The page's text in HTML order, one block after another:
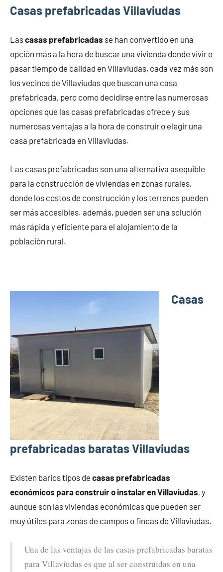
Casas prefabricadas Villaviudas
Lascasas prefabricadas se han convertido en una
opción más a la hora de buscar una vivienda donde vivir o
pasar tiempo de calidad en Villaviudas, cada vez más son
los vecinos de Villaviudas que buscan una casa
prefabricada, pero como decidirse entre las numerosas
opciones que las casas prefabricadas ofrece y sus
numerosas ventajas a la hora de construir o elegir una
casa prefabricada en Villaviudas.
Las casas prefabricadas son una alternativa asequible
para la construcción de viviendas en zonas rurales,
donde los costos de construcción y los terrenos pueden
ser más accesibles. además, pueden ser una solución
más rápida y eficiente para el alojamiento de la
población rural.
Casas
prefabricadas baratas Villaviudas
Existen barios tipos de casas prefabricadas
económicos para construir o instalar en Villaviudas, y
aunque son las viviendas económicas que pueden ser
muy útiles para zonas de campos o fincas de Villaviudas.
Una de las ventajas de las casas prefabricadas baratas
para Villaviudas es que al ser construidas en una